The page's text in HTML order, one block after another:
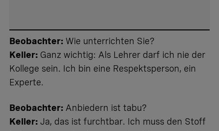
Beobachter: Wie unterrichten Sie?
Keller: Ganz wichtig: Als Lehrer darf ich nie der
Kollege sein. Ich bin eine Respektsperson, ein
Experte.
Beobachter: Anbiedern ist tabu?
Keller: Ja, das ist furchtbar. Ich muss den Stoff